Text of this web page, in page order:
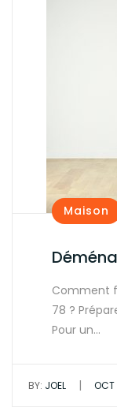
Maison
Comment
78 ?
Pour un…
BY: JOEL | OCT